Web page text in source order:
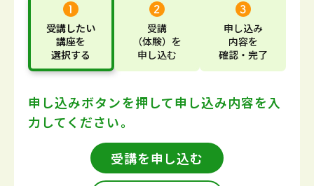
受講したい
講座を
選択する
受講
（体験） を
申し込む
申し込み
内容を
確認・完了
申し込みボタンを押して申し込み内容を入
力してください。
受講を申し込む